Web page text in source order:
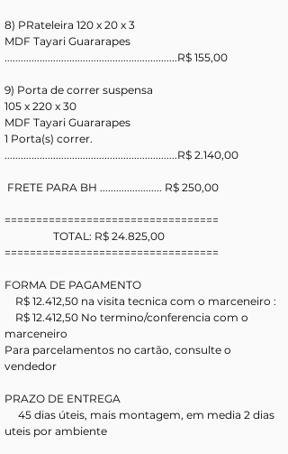
8) PRateleira 120 x 20 x 3
MDF Tayari Guararapes
................................................................R$ 155,00
9) Porta de correr suspensa
105 x 220 x 30
MDF Tayari Guararapes
1 Porta(s) correr.
................................................................R$ 2.140,00
FRETE PARA BH ....................... R$ 250,00
==================================
                  TOTAL: R$ 24.825,00
==================================
FORMA DE PAGAMENTO
    R$ 12.412,50 na visita tecnica com o marceneiro :
marceneiro
Para parcelamentos no cartão, consulte o
vendedor
PRAZO DE ENTREGA
uteis por ambiente